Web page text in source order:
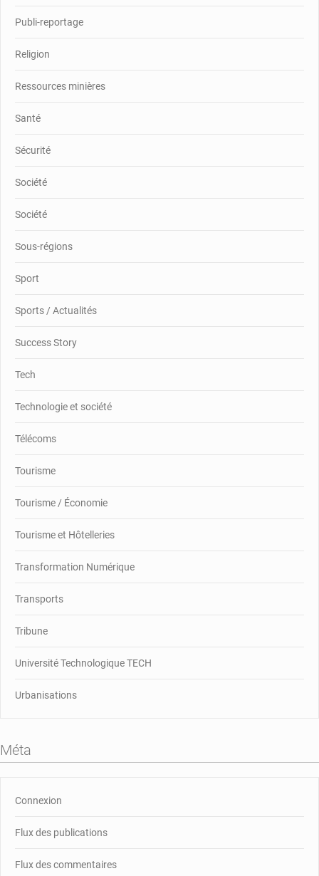
Publi-reportage
Religion
Ressources minières
Santé
Sécurité
Société
Société
Sous-régions
Sport
Sports / Actualités
Success Story
Tech
Technologie et société
Télécoms
Tourisme
Tourisme / Économie
Tourisme et Hôtelleries
Transformation Numérique
Transports
Tribune
Université Technologique TECH
Urbanisations
Méta
Connexion
Flux des publications
Flux des commentaires